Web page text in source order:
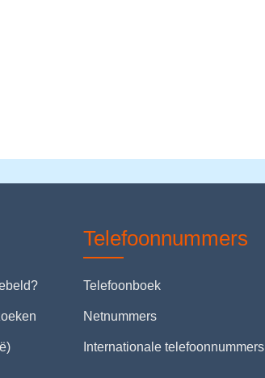
Telefoonnummers
Telefoonboek
Netnummers
Internationale telefoonnummers